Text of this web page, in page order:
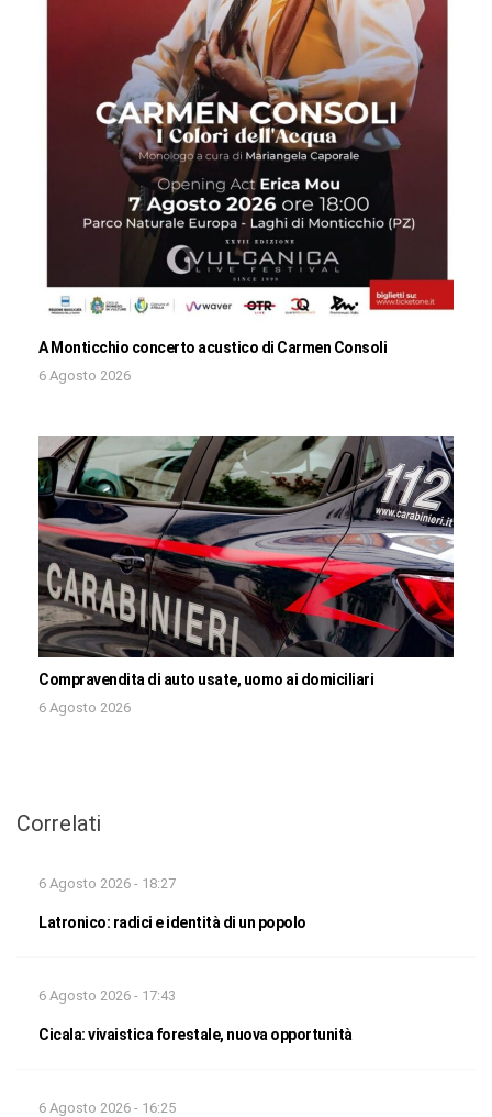
A Monticchio concerto acustico di Carmen Consoli
6 Agosto 2026
Compravendita di auto usate, uomo ai domiciliari
6 Agosto 2026
Correlati
6 Agosto 2026 - 18:27
Latronico: radici e identità di un popolo
6 Agosto 2026 - 17:43
Cicala: vivaistica forestale, nuova opportunità
6 Agosto 2026 - 16:25